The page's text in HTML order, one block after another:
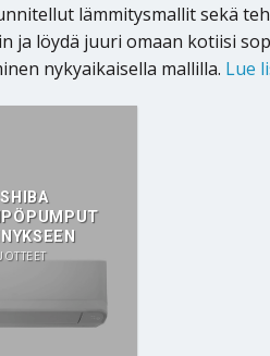
lämmitysmallit sekä
löydä juuri omaan kotiisi
nykyaikaisella mallilla. Lue